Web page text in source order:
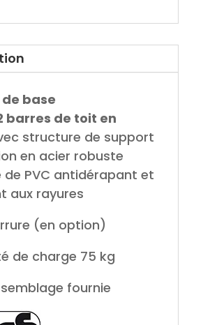
base
barres de toit en
structure de support
en acier robuste
de PVC antidérapant et
aux rayures
(en option)
de charge 75 kg
fournie